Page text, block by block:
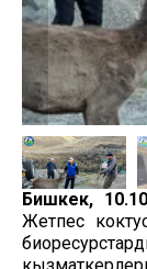
Бишкек,
Жетпес